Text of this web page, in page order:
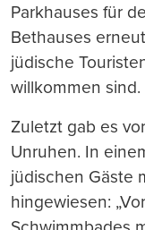
Parkhauses für
Bethauses
jüdische
willkommen sind.
Zuletzt gab es
Unruhen. In
jüdischen Gäste
hingewiesen: